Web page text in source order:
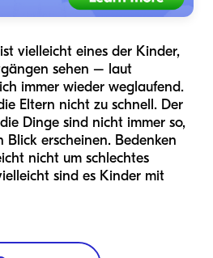
vielleicht eines der Kinder,
sehen – laut
immer wieder weglaufend.
Eltern nicht zu schnell. Der
Dinge sind nicht immer so,
Blick erscheinen. Bedenken
nicht um schlechtes
sind es Kinder mit